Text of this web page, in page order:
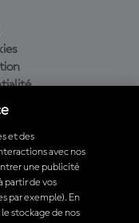
MotoGP™
et des
avec nos
une publicité
partir de vos
par exemple). En
stockage de nos